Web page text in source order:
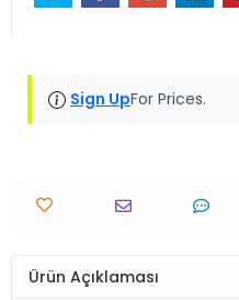
Sign UpFor Prices.
Ürün Açıklaması